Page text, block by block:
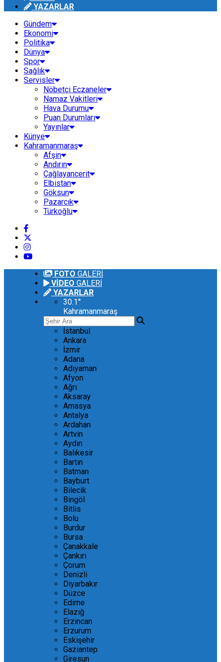
YAZARLAR
Gündem
Ekonomi
Politika
Dünya
Spor
Sağlık
Servisler
Nöbetçi Eczaneler
Namaz Vakitleri
Hava Durumu
Puan Durumları
Yayınlar
Künye
Kahramanmaraş
Afşin
Andırın
Çağlayancerit
Elbistan
Göksun
Pazarcık
Türkoğlu
FOTO GALERİ
VİDEO GALERİ
YAZARLAR
30.1°
Kahramanmaraş
İstanbul
Ankara
İzmir
Adana
Adıyaman
Afyon
Ağrı
Aksaray
Amasya
Antalya
Ardahan
Artvin
Aydın
Balıkesir
Bartın
Batman
Bayburt
Bilecik
Bingöl
Bitlis
Bolu
Burdur
Bursa
Çanakkale
Çankırı
Çorum
Denizli
Diyarbakır
Düzce
Edirne
Elazığ
Erzincan
Erzurum
Eskişehir
Gaziantep
Giresun